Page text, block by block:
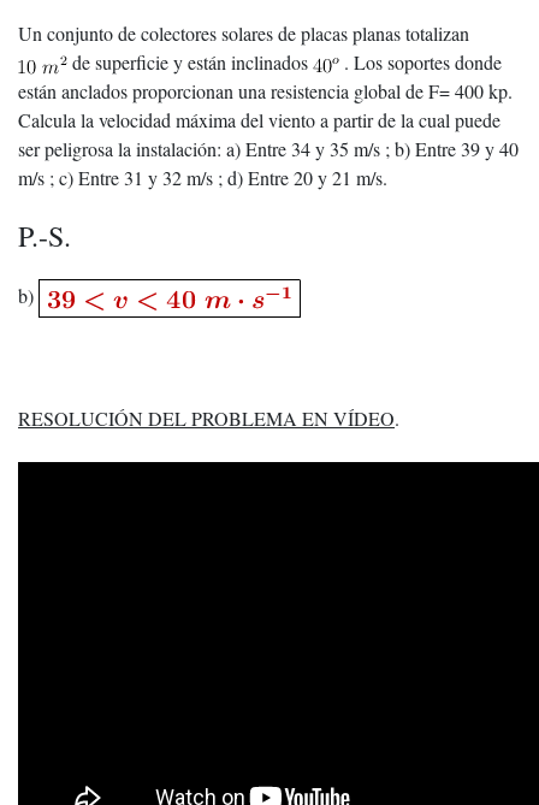
Un conjunto de colectores solares de placas planas totalizan
de superficie y están inclinados
. Los soportes donde
están anclados proporcionan una resistencia global de F= 400 kp.
Calcula la velocidad máxima del viento a partir de la cual puede
ser peligrosa la instalación: a) Entre 34 y 35 m/s ; b) Entre 39 y 40
m/s ; c) Entre 31 y 32 m/s ; d) Entre 20 y 21 m/s.
P.-S.
b)
RESOLUCIÓN DEL PROBLEMA EN VÍDEO.